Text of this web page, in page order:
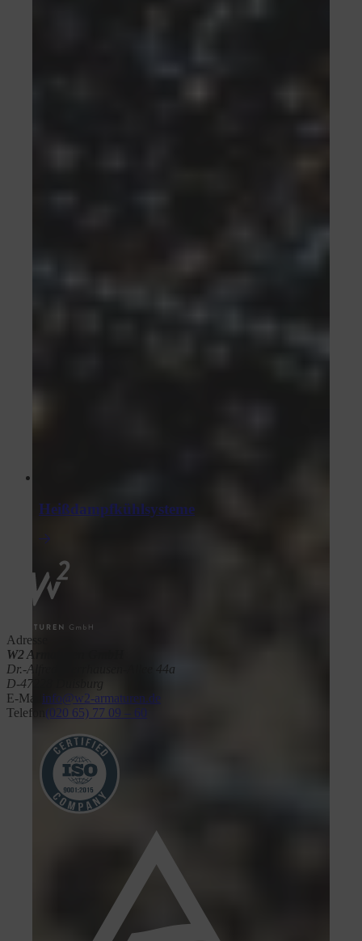
Heißdampfkühlsysteme
Adresse
W2 Armaturen GmbH
Dr.-Alfred-Herrhausen-Allee 44a
D-47228 Duisburg
E-Mail info@w2-armaturen.de
Telefon (020 65) 77 09 – 60